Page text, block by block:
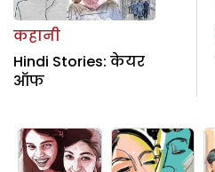
कहानी
Hindi Stories: केयर
ऑफ